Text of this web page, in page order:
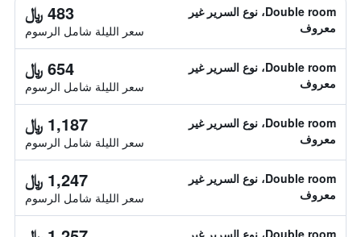
Double room، نوع السرير غير
معروف
483 ﷼
سعر الليلة شامل الرسوم
Double room، نوع السرير غير
معروف
654 ﷼
سعر الليلة شامل الرسوم
Double room، نوع السرير غير
معروف
1,187 ﷼
سعر الليلة شامل الرسوم
Double room، نوع السرير غير
معروف
1,247 ﷼
سعر الليلة شامل الرسوم
Double room، نوع السرير غير